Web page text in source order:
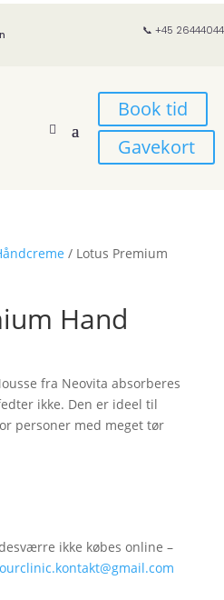
📞 +45 26444044
Book tid
Gavekort
/ Lotus Premium
Hand
fra Neovita absorberes
ikke. Den er ideel til
personer med meget tør
ikke købes online –